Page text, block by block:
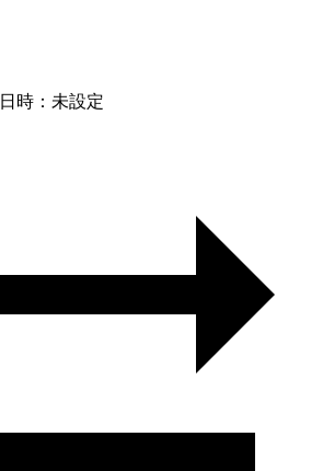
日時：未設定